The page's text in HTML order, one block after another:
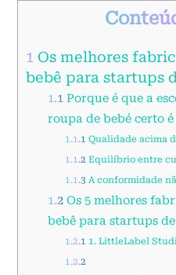
1 Os melhores
bebê para startups
1.1 Porque é que a
roupa de bebé certo
1.1.1 Qualidade acima
1.1.2 Equilíbrio entre
1.1.3 A conformidade
1.2Os 5 melhores
bebê para startups de
1.2.1 1. LittleLabel
1.2.2